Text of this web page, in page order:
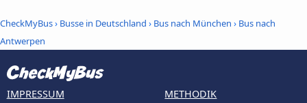
CheckMyBus› Busse in Deutschland › Bus nach München › Bus nach
Antwerpen
IMPRESSUM METHODIK